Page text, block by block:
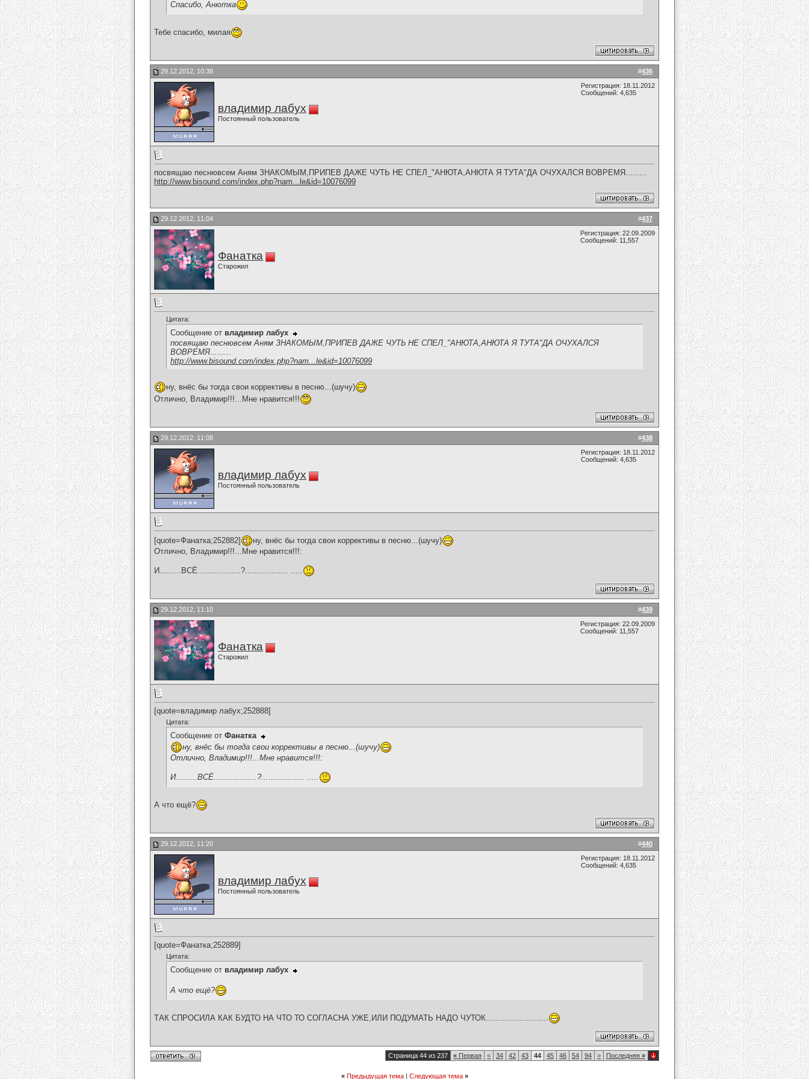
Спасибо, Анютка
Тебе спасибо, милая
#436
29.12.2012, 10:38
владимир лабух
Постоянный пользователь
Регистрация: 18.11.2012
Сообщений: 4,635
посвящаю песнювсем Аням ЗНАКОМЫМ,ПРИПЕВ ДАЖЕ ЧУТЬ НЕ СПЕЛ_"АНЮТА,АНЮТА Я ТУТА"ДА ОЧУХАЛСЯ ВОВРЕМЯ.........
http://www.bisound.com/index.php?nam...le&id=10076099
#437
29.12.2012, 11:04
Фанатка
Старожил
Регистрация: 22.09.2009
Сообщений: 11,557
Цитата:
Сообщение от владимир лабух
посвящаю песнювсем Аням ЗНАКОМЫМ,ПРИПЕВ ДАЖЕ ЧУТЬ НЕ СПЕЛ_"АНЮТА,АНЮТА Я ТУТА"ДА ОЧУХАЛСЯ
ВОВРЕМЯ.........
http://www.bisound.com/index.php?nam...le&id=10076099
ну, внёс бы тогда свои коррективы в песню...(шучу)
Отлично, Владимир!!!...Мне нравится!!!
#438
29.12.2012, 11:08
владимир лабух
Постоянный пользователь
Регистрация: 18.11.2012
Сообщений: 4,635
[quote=Фанатка;252882]
ну, внёс бы тогда свои коррективы в песню...(шучу)
Отлично, Владимир!!!...Мне нравится!!!:
И.........ВСЁ..................?.................. .....
#439
29.12.2012, 11:10
Фанатка
Старожил
Регистрация: 22.09.2009
Сообщений: 11,557
[quote=владимир лабух;252888]
Цитата:
Сообщение от Фанатка
ну, внёс бы тогда свои коррективы в песню...(шучу)
Отлично, Владимир!!!...Мне нравится!!!:
И.........ВСЁ..................?.................. .....
А что ещё?
#440
29.12.2012, 11:20
владимир лабух
Постоянный пользователь
Регистрация: 18.11.2012
Сообщений: 4,635
[quote=Фанатка;252889]
Цитата:
Сообщение от владимир лабух
А что ещё?
ТАК СПРОСИЛА КАК БУДТО НА ЧТО ТО СОГЛАСНА УЖЕ,ИЛИ ПОДУМАТЬ НАДО ЧУТОК..........................
Страница 44 из 237 « Первая < 34 42 43 44 45 46 54 94 > Последняя »
« Предыдущая тема| Следующая тема »